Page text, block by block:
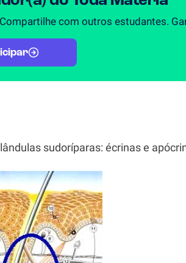
com outros estudantes.
sudoríparas: écrinas e